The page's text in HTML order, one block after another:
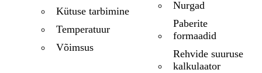
Kütuse tarbimine
Temperatuur
Võimsus
Nurgad
Paberite
formaadid
Rehvide suuruse
kalkulaator